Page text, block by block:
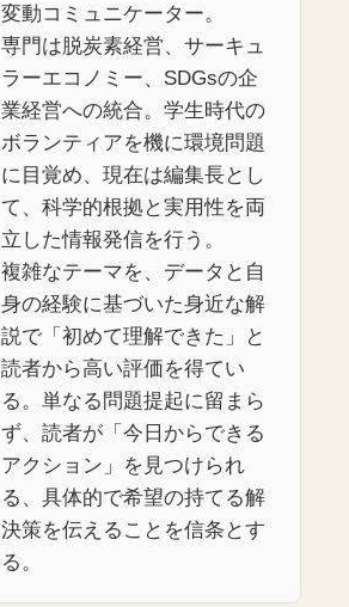
変動コミュニケーター。
専門は脱炭素経営、サーキュ
ラーエコノミー、SDGsの企
業経営への統合。学生時代の
ボランティアを機に環境問題
に目覚め、現在は編集長とし
て、科学的根拠と実用性を両
立した情報発信を行う。
複雑なテーマを、データと自
身の経験に基づいた身近な解
説で「初めて理解できた」と
読者から高い評価を得てい
る。単なる問題提起に留まら
ず、読者が「今日からできる
アクション」を見つけられ
る、具体的で希望の持てる解
決策を伝えることを信条とす
る。